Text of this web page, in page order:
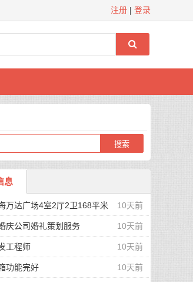
注册 | 登录
息
10天前
万达广场4室2厅2卫168平米
10天前
庆公司婚礼策划服务
10天前
工程师
10天前
功能完好